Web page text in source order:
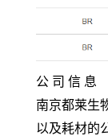
公 司 信 息
南京都莱生
以及耗材的